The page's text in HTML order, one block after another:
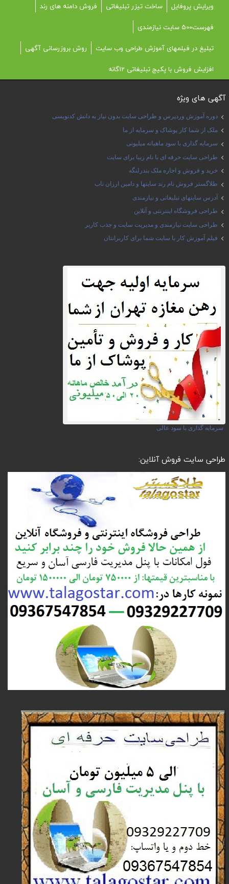
ویرایش پروفایل
ساخت تیزر تبلیغاتی
فروش دامنه های رند
فهرست500 سایت نیازمندی
تبلیغ در فیلمهای آموزش طراحی وب سایت
روش بروزرسانی آگهی
افزایش فروش با پکیج تبلیغاتی 12گانه
آگهی های ویژه
دوره آموزش وردپرس و طراحی سایت بدون نیاز به دانش کدنویسی
ملک از شما کار پوشاک و سرمایه از ما
سرمایه گذاری با سود ماهیانه میلیونی
طراحی سایت حرفه ای با نام زیبا برای سایت
خرید و فروش و اجاره ملک بندرلنگه
طلاگستر فروش نام رند سایتها و دامین ارزان ناب
آدرس سایتهای تبلیغاتی و نیازمندی
طراحی فروشگاه اینترنتی و آنلاین
طراحی سایت نیازمندی و مدیریت سایت و جذب کاربر
فیلم آموزش کار با سایت شما برای کاربرانتان
سرمایه گذاری با سود عالی
طراحی سایت فروش آنلاین: